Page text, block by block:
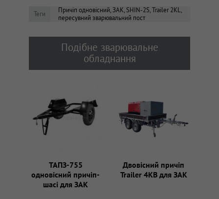
Теги
Причіп одновісний, ЗАК, SHIN-2S, Trailer 2KL,
пересувний зварювальний пост
Подібне зварювальне
обладнання
ТАПЗ-755
одновісний причіп-
шасі для ЗАК
Двовісний причіп
Trailer 4KB для ЗАК